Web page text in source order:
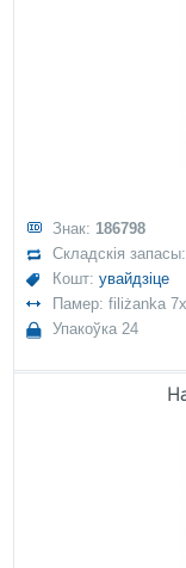
Знак: 186798
Складскія
Кошт:увайдзіце
Памер: filiżanka
Упакоўка 24